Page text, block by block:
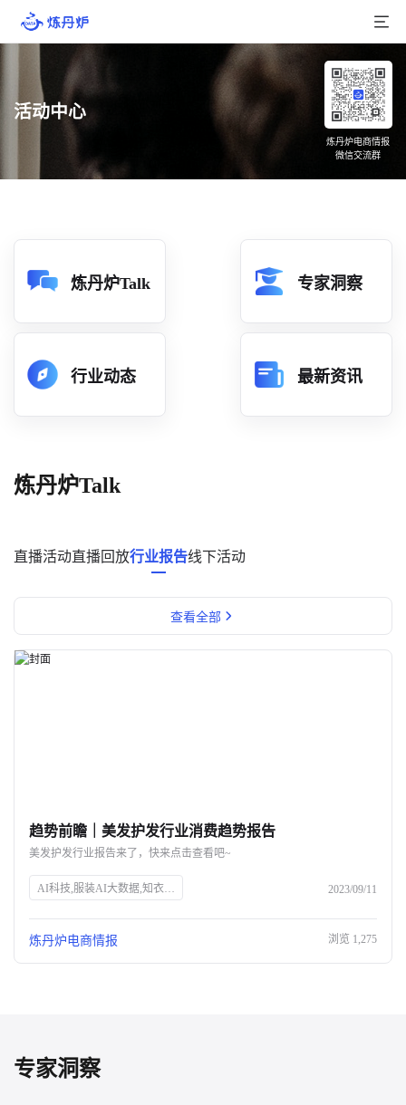
产品介绍
品牌数据
店铺数据
分析
数据中心
消费者说
解决方案
金融市场解决方案
关于我们
公司介绍
商机推荐
活动中心
炼丹炉电商情报
微信交流群
炼丹炉Talk 专家洞察
行业动态 最新资讯
炼丹炉Talk
直播活动直播回放行业报告线下活动
查看全部
趋势前瞻｜美发护发行业消费趋势报告
美发护发行业报告来了，快来点击查看吧~
AI科技,服装AI大数据,知衣科技,头皮护理,防脱生发,美发护发行业,消费趋势,高端头皮精油,洗发水功效,消费者安全,中草药防脱,丰盈蓬松,免洗喷雾,Spes诗裴丝 2023/09/11
炼丹炉电商情报 浏览 1,275
专家洞察